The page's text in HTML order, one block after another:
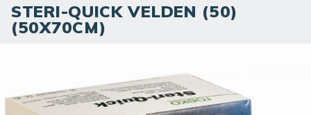
STERI-QUICK VELDEN (50)
(50X70CM)